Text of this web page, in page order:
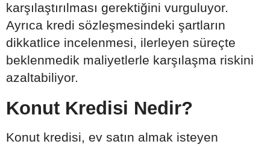
karşılaştırılması gerektiğini vurguluyor.
Ayrıca kredi sözleşmesindeki şartların
dikkatlice incelenmesi, ilerleyen süreçte
beklenmedik maliyetlerle karşılaşma riskini
azaltabiliyor.
Konut Kredisi Nedir?
Konut kredisi, ev satın almak isteyen